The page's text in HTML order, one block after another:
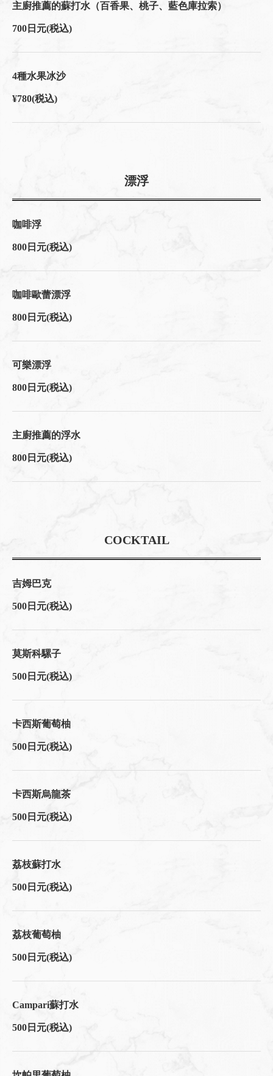
主廚推薦的蘇打水（百香果、桃子、藍色庫拉索）
700日元(税込)
4種水果冰沙
¥780(税込)
漂浮
咖啡浮
800日元(税込)
咖啡歐蕾漂浮
800日元(税込)
可樂漂浮
800日元(税込)
主廚推薦的浮水
800日元(税込)
COCKTAIL
吉姆巴克
500日元(税込)
莫斯科騾子
500日元(税込)
卡西斯葡萄柚
500日元(税込)
卡西斯烏龍茶
500日元(税込)
荔枝蘇打水
500日元(税込)
荔枝葡萄柚
500日元(税込)
Campari蘇打水
500日元(税込)
飲料 | KURARA Cafe ソラオト